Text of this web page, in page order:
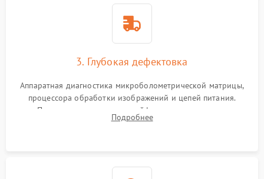
3. Глубокая дефектовка
Аппаратная диагностика микроболометрической матрицы,
процессора обработки изображений и цепей питания.
Проверка целостности шлейфов, модуля памяти и
интерфейсов связи. Выявление сгоревших SMD-компонентов
Подробнее